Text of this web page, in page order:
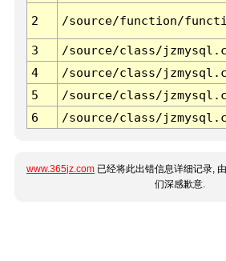
2 /source/function/
3 /source/class/
4
/source/class/
5
/source/class/
6
/source/class/
www.365jz.com 已经将此出错信息详细记录,
们深感歉意.